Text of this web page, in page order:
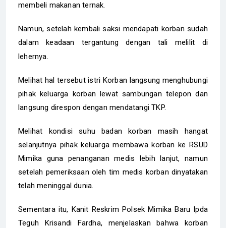
membeli makanan ternak.
Namun, setelah kembali saksi mendapati korban sudah
dalam keadaan tergantung dengan tali melilit di
lehernya.
‎Melihat hal tersebut istri Korban langsung menghubungi
pihak keluarga korban lewat sambungan telepon dan
langsung direspon dengan mendatangi TKP.
‎Melihat kondisi suhu badan korban masih hangat
selanjutnya pihak keluarga membawa korban ke RSUD
Mimika guna penanganan medis lebih lanjut, namun
setelah pemeriksaan oleh tim medis korban dinyatakan
telah meninggal dunia.
‎Sementara itu, Kanit Reskrim Polsek Mimika Baru Ipda
Teguh Krisandi Fardha, menjelaskan bahwa korban